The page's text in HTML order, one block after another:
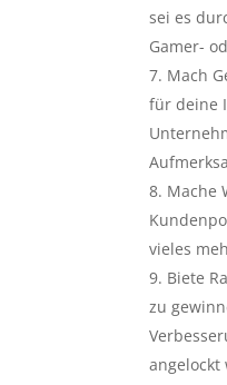
sei es
Gamer-
Mach
für deine
Mache
vieles
Biete
zu
angelockt